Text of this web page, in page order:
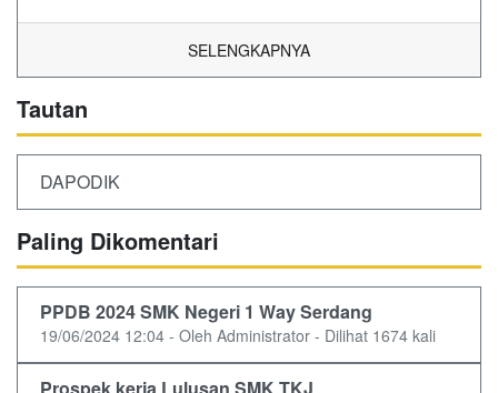
SELENGKAPNYA
Tautan
DAPODIK
Paling Dikomentari
PPDB 2024 SMK Negeri 1 Way Serdang
19/06/2024 12:04 - Oleh Administrator - Dilihat 1674 kali
Prospek kerja Lulusan SMK TKJ